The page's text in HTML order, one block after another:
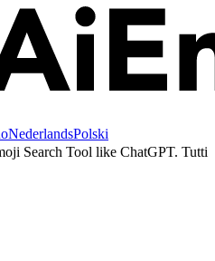
NederlandsPolski
Search Tool like ChatGPT. Tutti